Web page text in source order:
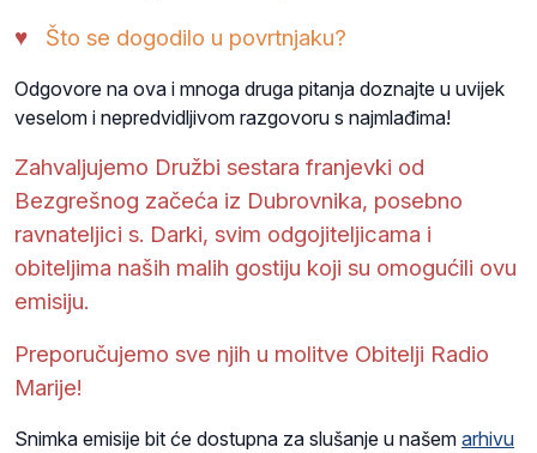
♥
Što se dogodilo u povrtnjaku?
Odgovore na ova i mnoga druga pitanja doznajte u uvijek
veselom i nepredvidljivom razgovoru s najmlađima!
Zahvaljujemo Družbi sestara franjevki od
Bezgrešnog začeća iz Dubrovnika, posebno
ravnateljici s. Darki, svim odgojiteljicama i
obiteljima naših malih gostiju koji su omogućili ovu
emisiju.
Preporučujemo sve njih u molitve Obitelji Radio
Marije!
Snimka emisije bit će dostupna za slušanje u našem arhivu